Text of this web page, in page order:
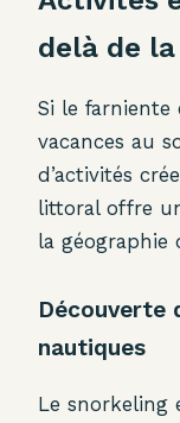
delà de
Si le
vacances au
d’activités
littoral offre
la géographie
Découverte
nautiques
Le snorkeling